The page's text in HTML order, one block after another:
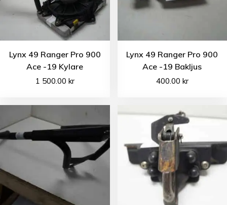
Lynx 49 Ranger Pro 900
Ace -19 Kylare
1 500.00 kr
Lynx 49 Ranger Pro 900
Ace -19 Bakljus
400.00 kr